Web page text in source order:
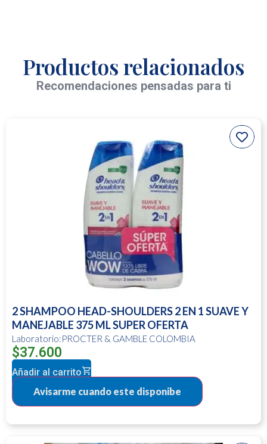
Productos relacionados
Recomendaciones pensadas para ti
2 SHAMPOO HEAD-SHOULDERS 2 EN 1 SUAVE Y
MANEJABLE 375 ML SUPER OFERTA
Laboratorio:PROCTER & GAMBLE COLOMBIA
$37.600
Añadir al carrito